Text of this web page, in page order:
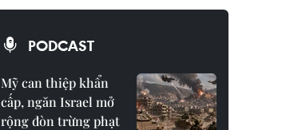
PODCAST
Mỹ can thiệp khẩn
cấp, ngăn Israel mở
rộng đòn trừng phạt